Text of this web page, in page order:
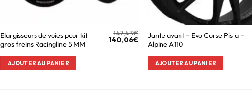
Elargisseurs de voies pour kit
gros freins Racingline 5 MM
147,43€
140,06€
AJOUTER AU PANIER
Jante avant – Evo Corse Pista –
Alpine A110
AJOUTER AU PANIER